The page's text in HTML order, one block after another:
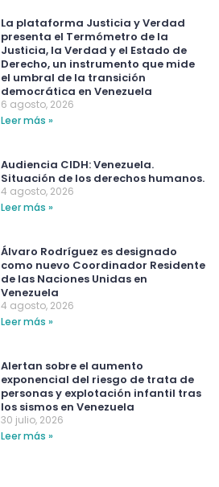
La plataforma Justicia y Verdad
presenta el Termómetro de la
Justicia, la Verdad y el Estado de
Derecho, un instrumento que mide
el umbral de la transición
democrática en Venezuela
6 agosto, 2026
Leer más »
Audiencia CIDH: Venezuela.
Situación de los derechos humanos.
4 agosto, 2026
Leer más »
Álvaro Rodríguez es designado
como nuevo Coordinador Residente
de las Naciones Unidas en
Venezuela
4 agosto, 2026
Leer más »
Alertan sobre el aumento
exponencial del riesgo de trata de
personas y explotación infantil tras
los sismos en Venezuela
30 julio, 2026
Leer más »